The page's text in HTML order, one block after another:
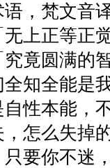
，梵文音
上正等正
竟圆满的
知全能是
性本能，
么失掉
要你不迷